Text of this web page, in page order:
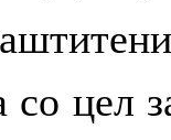
со цел